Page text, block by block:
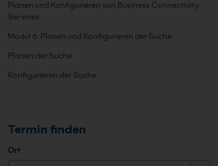
Planen und Konfigurieren von Business Connectivity
Services
Modul 6: Planen und Konfigurieren der Suche
Planen der Suche
Konfigurieren der Suche
Termin finden
Ort